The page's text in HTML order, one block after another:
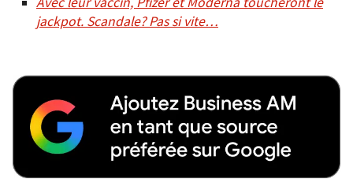
jackpot. Scandale? Pas si vite…